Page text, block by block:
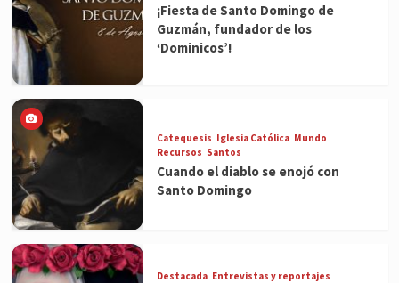
¡Fiesta de Santo Domingo de
Guzmán, fundador de los
‘Dominicos’!
Catequesis Iglesia Católica Mundo
Recursos Santos
Cuando el diablo se enojó con
Santo Domingo
Destacada Entrevistas y reportajes